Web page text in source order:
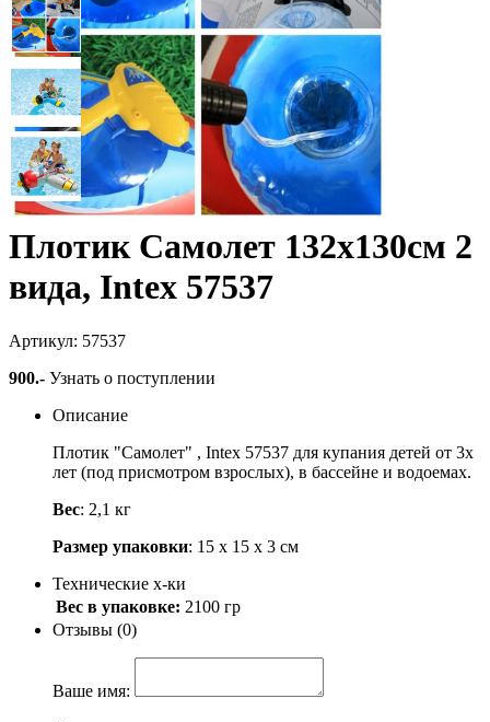
Плотик Самолет 132х130см 2
вида, Intex 57537
Артикул: 57537
900.- Узнать о поступлении
Описание
Плотик "Самолет" , Intex 57537 для купания детей от 3х
лет (под присмотром взрослых), в бассейне и водоемах.
Вес: 2,1 кг
Размер упаковки: 15 х 15 х 3 см
Технические х-ки
Вес в упаковке: 2100 гр
Отзывы (0)
Ваше имя: